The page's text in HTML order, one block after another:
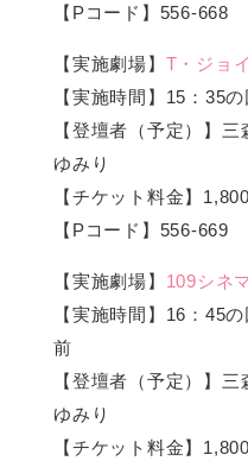
【Pコード】556-668
【実施劇場】 T・ジョ
【実施時間】15：35
【登壇者（予定）】
ゆみり
【チケット料金】
【Pコード】556-669
【実施劇場】 109シネ
【実施時間】16：45
前
【登壇者（予定）】
ゆみり
【チケット料金】